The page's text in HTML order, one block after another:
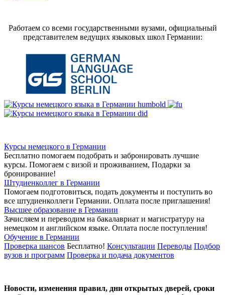
Работаем со всеми государственными вузами, официальный
представителем ведущих языковых школ Германии:
Курсы немецкого в Германии
Бесплатно помогаем подобрать и забронировать лучшие
курсы. Помогаем с визой и проживанием, Подарки за
бронирование!
Штудиенколлег в Германии
Помогаем подготовиться, подать документы и поступить во
все штудиенколлеги Германии. Оплата после приглашения!
Высшее образование в Германии
Зачисляем и переводим на бакалавриат и магистратуру на
немецком и английском языке. Оплата после поступления!
Обучение в Германии
Проверка шансов Бесплатно! Консультации Переводы Подбор
вузов и программ Проверка и подача документов
Новости, изменения правил, дни открытых дверей, сроки